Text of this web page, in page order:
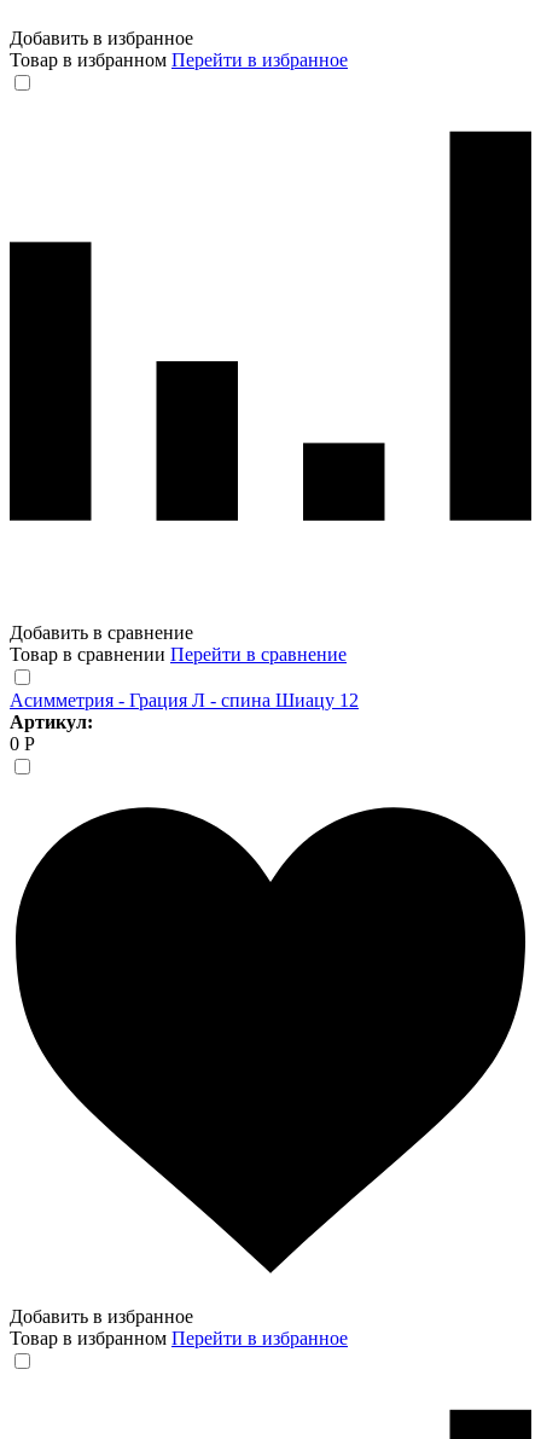
Добавить в избранное
Товар в избранном Перейти в избранное
Добавить в сравнение
Товар в сравнении Перейти в сравнение
Асимметрия - Грация Л - спина Шиацу 12
Артикул:
0 Р
Добавить в избранное
Товар в избранном Перейти в избранное